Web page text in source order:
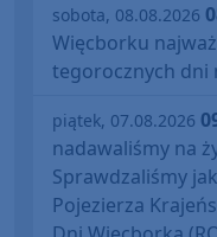
sobota, 08.08.2026
Więcborku
tegorocznych dni
piątek, 07.08.2026
nadawaliśmy na
Sprawdzaliśmy
Pojezierza